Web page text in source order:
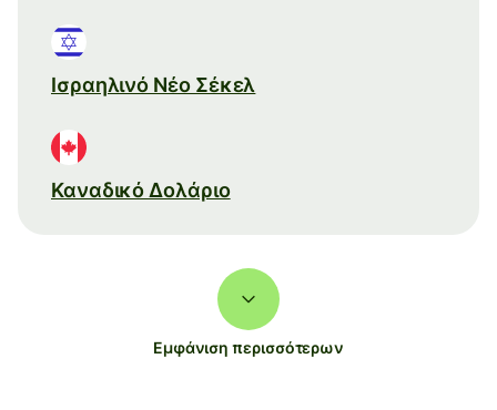
Ισραηλινό Νέο Σέκελ
Καναδικό Δολάριο
Εμφάνιση περισσότερων